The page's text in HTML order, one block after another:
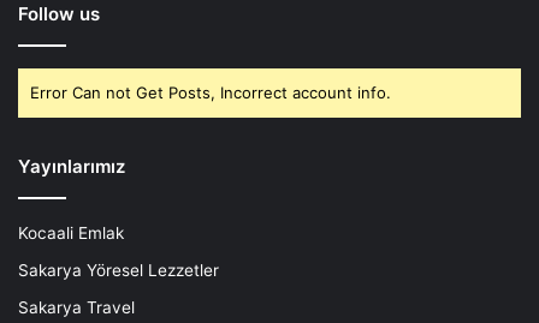
Follow us
Error Can not Get Posts, Incorrect account info.
Yayınlarımız
Kocaali Emlak
Sakarya Yöresel Lezzetler
Sakarya Travel